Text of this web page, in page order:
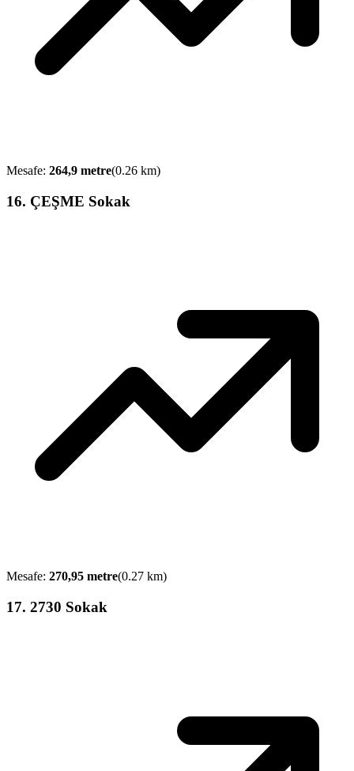
Mesafe: 264,9 metre(0.26 km)
16. ÇEŞME Sokak
Mesafe: 270,95 metre(0.27 km)
17. 2730 Sokak